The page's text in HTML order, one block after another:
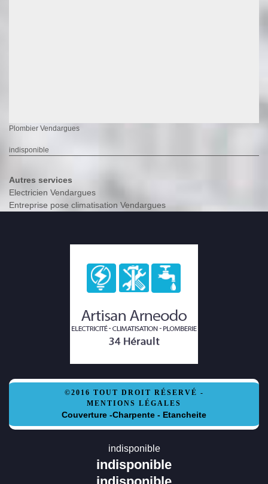
Plombier Vendargues
indisponible
Autres services
Electricien Vendargues
Entreprise pose climatisation Vendargues
©2016 TOUT DROIT RÉSERVÉ -
MENTIONS LÉGALES
Couverture -Charpente - Etancheite
indisponible
indisponible
indisponible